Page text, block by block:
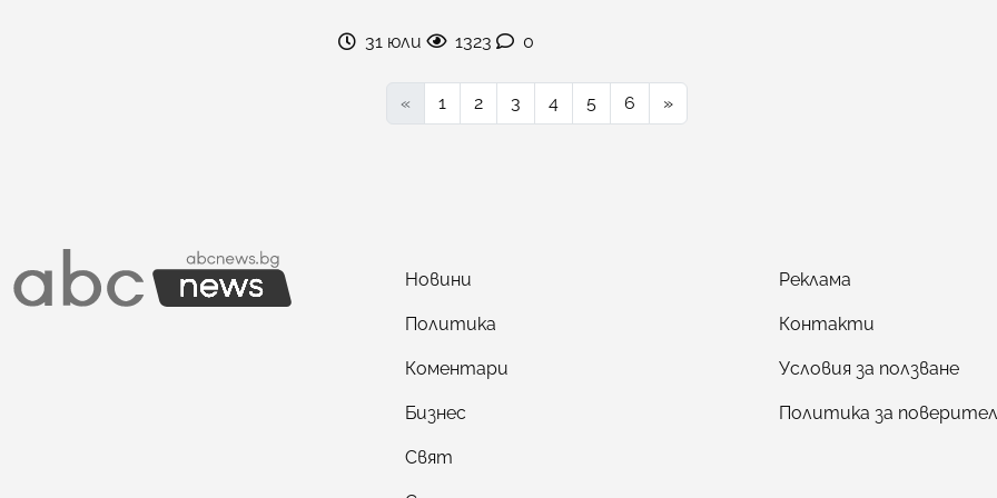
31 юли 1323 0
« 1 2 3 4 5 6 »
Новини
Политика
Коментари
Бизнес
Свят
Реклама
Контакти
Условия за ползване
Политика за